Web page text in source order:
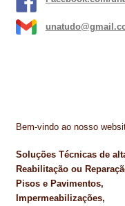
Bem-vindo ao nosso
Soluções Técnicas de
Reabilitação ou
Pisos e Pavimentos,
Impermeabilizações,